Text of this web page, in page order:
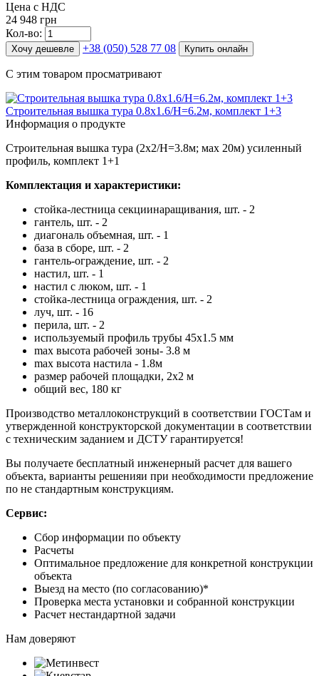
Цена с НДС
24 948 грн
Кол-во:
Хочу дешевле +38 (050) 528 77 08 Купить онлайн
С этим товаром просматривают
Строительная вышка тура 0.8х1.6/Н=6.2м, комплект 1+3
Информация о продукте
Строительная вышка тура (2х2/Н=3.8м; мах 20м) усиленный
профиль, комплект 1+1
Комплектация и характеристики:
стойка-лестница секциинаращивания, шт. - 2
гантель, шт. - 2
диагональ объемная, шт. - 1
база в сборе, шт. - 2
гантель-ограждение, шт. - 2
настил, шт. - 1
настил с люком, шт. - 1
стойка-лестница ограждения, шт. - 2
луч, шт. - 16
перила, шт. - 2
используемый профиль трубы 45х1.5 мм
max высота рабочей зоны- 3.8 м
max высота настила - 1.8м
размер рабочей площадки, 2х2 м
общий вес, 180 кг
Производство металлоконструкций в соответствии ГОСТам и
утвержденной конструкторской документации в соответствии
с техническим заданием и ДСТУ гарантируется!
Вы получаете бесплатный инженерный расчет для вашего
объекта, варианты решенияи при необходимости предложение
по не стандартным конструкциям.
Сервис:
Сбор информации по объекту
Расчеты
Оптимальное предложение для конкретной конструкции
объекта
Выезд на место (по согласованию)*
Проверка места установки и собранной конструкции
Расчет нестандартной задачи
Нам доверяют